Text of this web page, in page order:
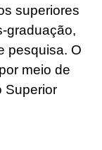
superiores
graduação,
pesquisa. O
meio de
Superior